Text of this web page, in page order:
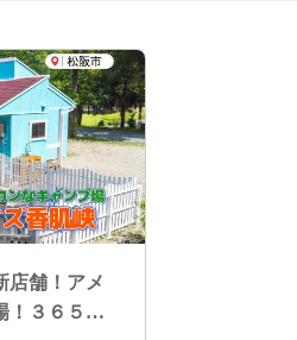
店舗！アメ
！３６５日